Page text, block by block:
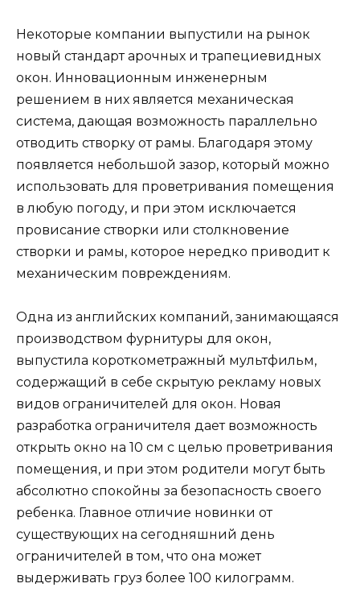
Некоторые компании выпустили на рынок
новый стандарт арочных и трапециевидных
окон. Инновационным инженерным
решением в них является механическая
система, дающая возможность параллельно
отводить створку от рамы. Благодаря этому
появляется небольшой зазор, который можно
использовать для проветривания помещения
в любую погоду, и при этом исключается
провисание створки или столкновение
створки и рамы, которое нередко приводит к
механическим повреждениям.
Одна из английских компаний, занимающаяся
производством фурнитуры для окон,
выпустила короткометражный мультфильм,
содержащий в себе скрытую рекламу новых
видов ограничителей для окон. Новая
разработка ограничителя дает возможность
открыть окно на 10 см с целью проветривания
помещения, и при этом родители могут быть
абсолютно спокойны за безопасность своего
ребенка. Главное отличие новинки от
существующих на сегодняшний день
ограничителей в том, что она может
выдерживать груз более 100 килограмм.